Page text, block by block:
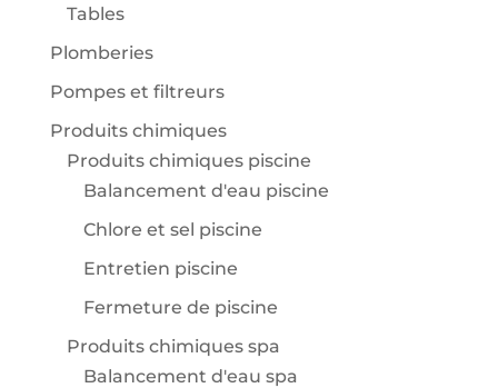
Tables
Plomberies
Pompes et filtreurs
Produits chimiques
Produits chimiques piscine
Balancement d'eau piscine
Chlore et sel piscine
Entretien piscine
Fermeture de piscine
Produits chimiques spa
Balancement d'eau spa